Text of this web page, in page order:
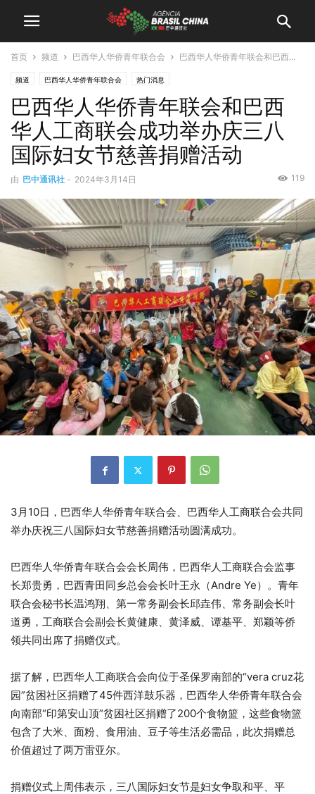
首页 频道 巴西华人华侨青年联合会 巴西华人华侨青年联会和巴西...
频道 巴西华人华侨青年联合会 热门消息
巴西华人华侨青年联会和巴西
华人工商联会成功举办庆三八
国际妇女节慈善捐赠活动
由 巴中通讯社 - 2024年3月14日 119
3月10日，巴西华人华侨青年联合会、巴西华人工商联合会共同
举办庆祝三八国际妇女节慈善捐赠活动圆满成功。
巴西华人华侨青年联合会会长周伟，巴西华人工商联合会监事
长郑贵勇，巴西青田同乡总会会长叶王永（Andre Ye）。青年
联合会秘书长温鸿翔、第一常务副会长邱垚伟、常务副会长叶
道勇，工商联合会副会长黄健康、黄泽威、谭基平、郑颖等侨
领共同出席了捐赠仪式。
据了解，巴西华人工商联合会向位于圣保罗南部的“vera cruz花
园”贫困社区捐赠了45件西洋鼓乐器，巴西华人华侨青年联合会
向南部“印第安山顶”贫困社区捐赠了200个食物篮，这些食物篮
包含了大米、面粉、食用油、豆子等生活必需品，此次捐赠总
价值超过了两万雷亚尔。
捐赠仪式上周伟表示，三八国际妇女节是妇女争取和平、平